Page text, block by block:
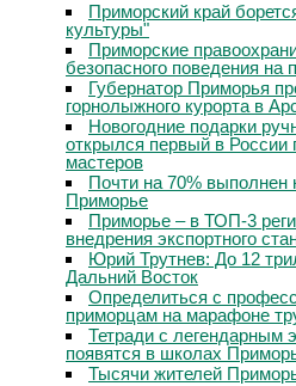
Приморский край
культуры"
Приморские
безопасного поведения
Губернатор Приморья
горнолыжного курорта в
Новогодние подарки
открылся первый в России
мастеров
Почти на 70%
Приморье
Приморье – в ТОП-3
внедрения экспортного
Юрий Трутнев: До 12
Дальний Восток
Определиться с
приморцам на марафоне
Тетради с легендарным
появятся в школах
Тысячи жителей